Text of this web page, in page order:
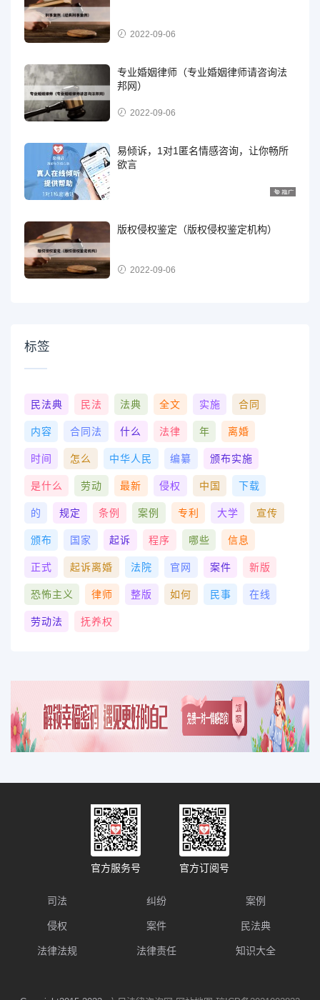
2022-09-06
专业婚姻律师（专业婚姻律师请咨询法
邦网）
2022-09-06
易倾诉，1对1匿名情感咨询，让你畅所
欲言
版权侵权鉴定（版权侵权鉴定机构）
2022-09-06
标签
民法典 民法 法典 全文 实施 合同
内容 合同法 什么 法律 年 离婚
时间 怎么 中华人民 编纂 颁布实施
是什么 劳动 最新 侵权 中国 下载
的 规定 条例 案例 专利 大学 宣传
颁布 国家 起诉 程序 哪些 信息
正式 起诉离婚 法院 官网 案件 新版
恐怖主义 律师 整版 如何 民事 在线
劳动法 抚养权
官方服务号 官方订阅号
司法 纠纷 案例
侵权 案件 民法典
法律法规 法律责任 知识大全